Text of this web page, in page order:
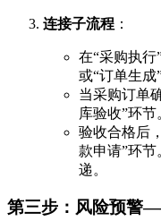
连接子流程 ：
在“采购执行
或“订单生成
当采购订单
库验收”环节
验收合格后
款申请”环
递。
第三步：风险预警